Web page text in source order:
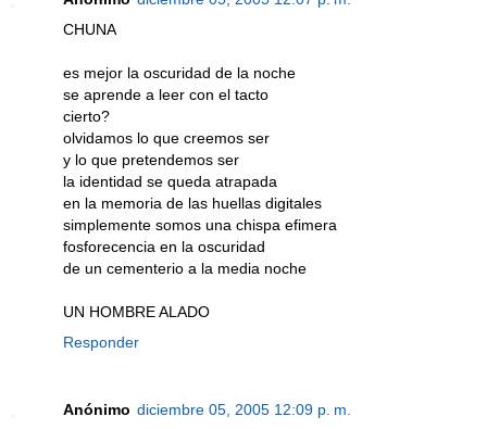
CHUNA
es mejor la oscuridad de la noche
se aprende a leer con el tacto
cierto?
olvidamos lo que creemos ser
y lo que pretendemos ser
la identidad se queda atrapada
en la memoria de las huellas digitales
simplemente somos una chispa efimera
fosforecencia en la oscuridad
de un cementerio a la media noche
UN HOMBRE ALADO
Responder
Anónimo diciembre 05, 2005 12:09 p. m.